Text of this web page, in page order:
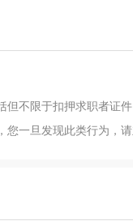
不限于扣押求职者证
一旦发现此类行为，请